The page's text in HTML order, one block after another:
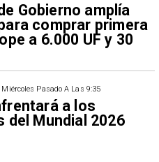
Gobierno amplía
comprar primera
a 6.000 UF y 30
Miércoles Pasado A Las 9:35
a los
del Mundial 2026